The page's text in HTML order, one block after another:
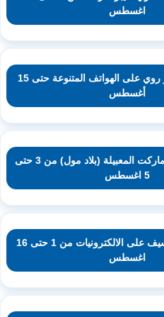
اغسطس
عروض ايزي ستور روي على الهواتف المتنوعة حتى 15
أغسطس
عروض نستو هايبر ماركت المعبيلة (بلاد مول) من 3 حتى
5 اغسطس
عروض مارك اند سيف على الالكترونيات من 1 حتى 16
اغسطس